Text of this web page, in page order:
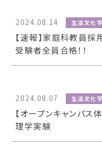
2024.08.14 生活文化
【速報】家庭科教員
受験者全員合格！！
2024.08.07 生活文化
【オープンキャンパス
理学実験